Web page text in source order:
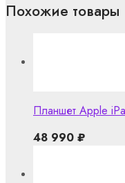
Похожие товары
Планшет Apple
48 990 ₽